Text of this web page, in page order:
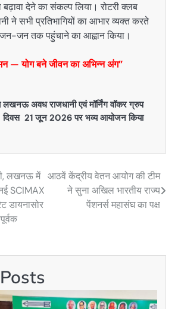
देने का संकल्प लिया। रोटरी क्लब
ने सभी प्रतिभागियों का आभार व्यक्त करते
जन तक पहुंचाने का आह्वान किया।
— योग बने जीवन का अभिन्न अंग”
लखनऊ अवध राजधानी एवं मॉर्निंग वॉकर ग्रुप
दिवस 21 जून 2026 पर भव्य आयोजन किया
लखनऊ में
SCIMAX
डायनासोर
आठवें केंद्रीय वेतन आयोग की टीम
ने सुना अखिल भारतीय राज्य
पेंशनर्स महासंघ का पक्ष